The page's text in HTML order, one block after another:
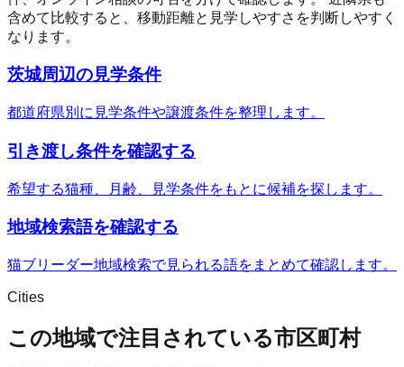
含めて比較すると、移動距離と見学しやすさを判断しやすく
なります。
茨城周辺の見学条件
都道府県別に見学条件や譲渡条件を整理します。
引き渡し条件を確認する
希望する猫種、月齢、見学条件をもとに候補を探します。
地域検索語を確認する
猫ブリーダー地域検索で見られる語をまとめて確認します。
Cities
この地域で注目されている市区町村